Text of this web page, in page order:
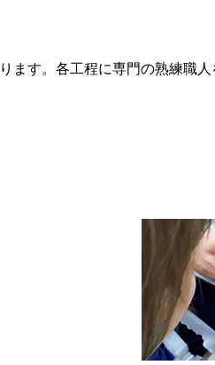
ます。各工程に専門の熟練職